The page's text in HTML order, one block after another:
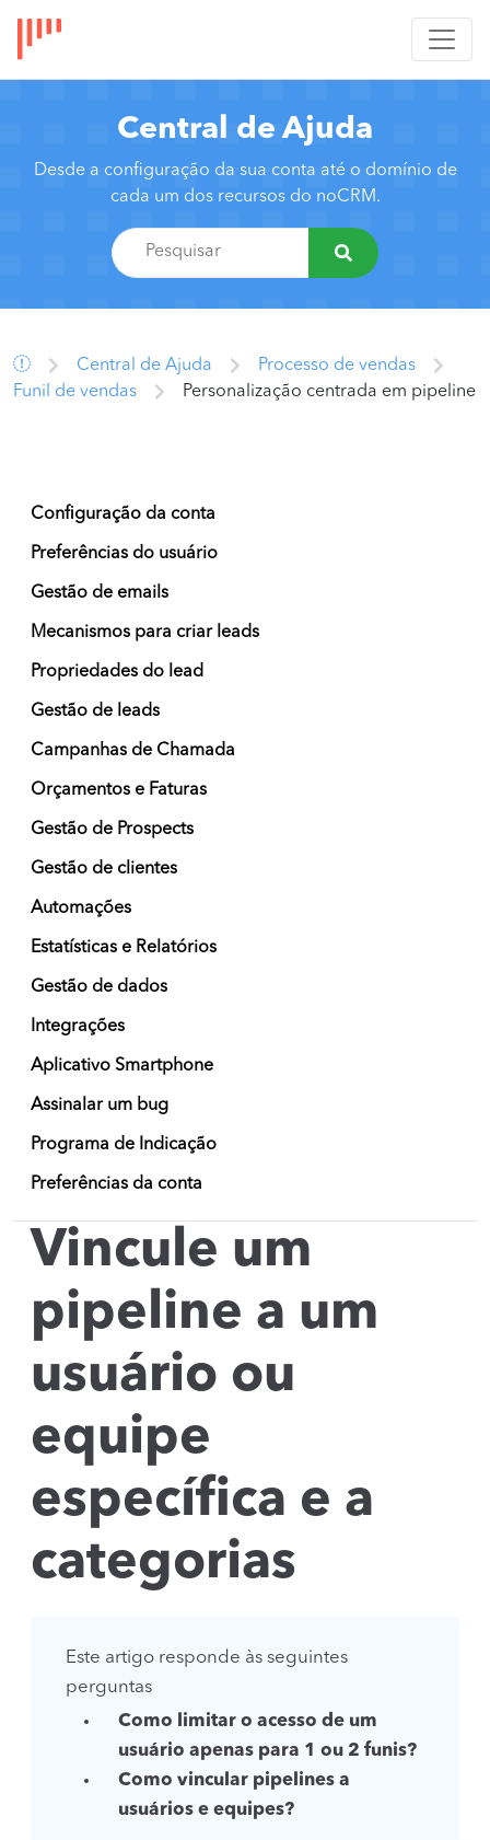
Central de Ajuda
Desde a configuração da sua conta até o domínio de
cada um dos recursos do noCRM.
Central de Ajuda
Processo de vendas
Funil de vendas
Personalização centrada em pipeline
Configuração da conta
Preferências do usuário
Gestão de emails
Mecanismos para criar leads
Propriedades do lead
Gestão de leads
Campanhas de Chamada
Orçamentos e Faturas
Gestão de Prospects
Gestão de clientes
Automações
Estatísticas e Relatórios
Gestão de dados
Integrações
Aplicativo Smartphone
Assinalar um bug
Programa de Indicação
Preferências da conta
Vincule um
pipeline a um
usuário ou
equipe
específica e a
categorias
Este artigo responde às seguintes
perguntas
Como limitar o acesso de um
usuário apenas para 1 ou 2 funis?
Como vincular pipelines a
usuários e equipes?